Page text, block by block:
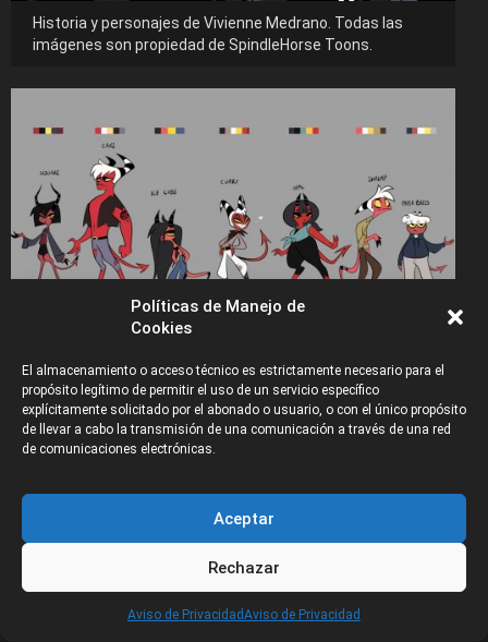
Políticas de Manejo de
Cookies
El almacenamiento o acceso técnico es estrictamente necesario para el
propósito legítimo de permitir el uso de un servicio específico
explícitamente solicitado por el abonado o usuario, o con el único propósito
de llevar a cabo la transmisión de una comunicación a través de una red
de comunicaciones electrónicas.
Aceptar
Rechazar
Aviso de PrivacidadAviso de Privacidad
Historia y personajes de Vivienne Medrano. Todas las
imágenes son propiedad de SpindleHorse Toons.
imágenes son propiedad de SpindleHorse Toons.